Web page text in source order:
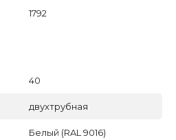
1792
40
двухтрубная
Белый (RAL 9016)